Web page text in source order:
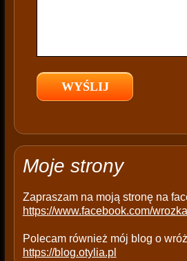
e
e
p
y
Moje strony
Zapraszam na moją stronę na
https://www.facebook.com/
Polecam również mój blog o
https://blog.otylia.pl